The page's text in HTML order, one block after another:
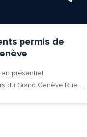
permis de
en présentiel
Cité des Métiers du Grand Genève Rue Prévost-Martin 6 1205 Genève